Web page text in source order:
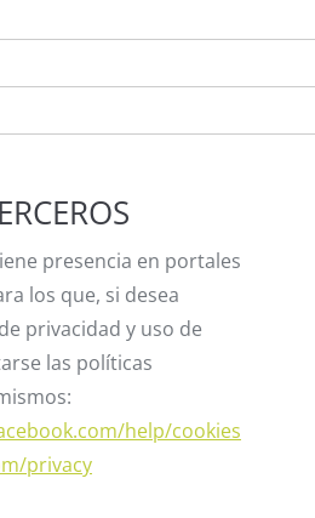
presencia en portales
los que, si desea
privacidad y uso de
las políticas
help/cookies
privacy